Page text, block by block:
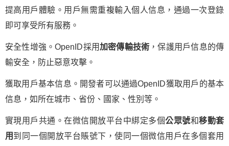
提高用戶體驗。用戶無需重複輸入個人信息，通過一次登錄
即可享受所有服務。
安全性增強。OpenID採用加密傳輸技術 ，保護用戶信息的傳
輸安全，防止惡意攻擊。
獲取用戶基本信息。開發者可以通過OpenID獲取用戶的基本
信息，如所在城市、省份、國家、性別等。
實現用戶共通。在微信開放平台中綁定多個公眾號和移動套
用 到同一個開放平台賬號下，使同一個微信用戶在多個套用